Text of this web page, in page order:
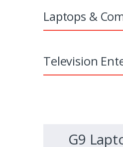
Laptops &
Television
G9